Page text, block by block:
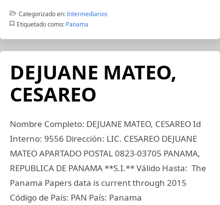
Categorizado en:Intermediarios
Etiquetado como: Panama
DEJUANE MATEO,
CESAREO
Nombre Completo: DEJUANE MATEO, CESAREO Id
Interno: 9556 Dirección: LIC. CESAREO DEJUANE
MATEO APARTADO POSTAL 0823-03705 PANAMA,
REPUBLICA DE PANAMA **S.I.** Válido Hasta: The
Panama Papers data is current through 2015
Código de País: PAN País: Panama